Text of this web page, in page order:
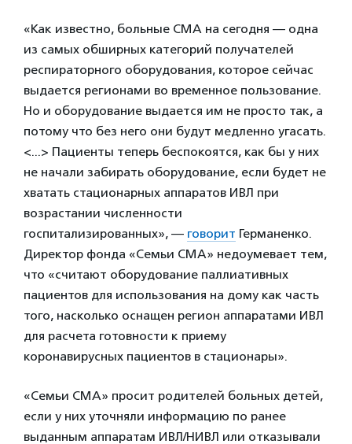
«Как известно, больные СМА на сегодня — одна
из самых обширных категорий получателей
респираторного оборудования, которое сейчас
выдается регионами во временное пользование.
Но и оборудование выдается им не просто так, а
потому что без него они будут медленно угасать.
<...> Пациенты теперь беспокоятся, как бы у них
не начали забирать оборудование, если будет не
хватать стационарных аппаратов ИВЛ при
возрастании численности
госпитализированных», — говорит Германенко.
Директор фонда «Семьи СМА» недоумевает тем,
что «считают оборудование паллиативных
пациентов для использования на дому как часть
того, насколько оснащен регион аппаратами ИВЛ
для расчета готовности к приему
коронавирусных пациентов в стационары».
«Семьи СМА» просит родителей больных детей,
если у них уточняли информацию по ранее
выданным аппаратам ИВЛ/НИВЛ или отказывали